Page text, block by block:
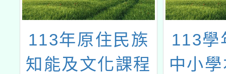
113年原住民族
知能及文化課程
113學
中小